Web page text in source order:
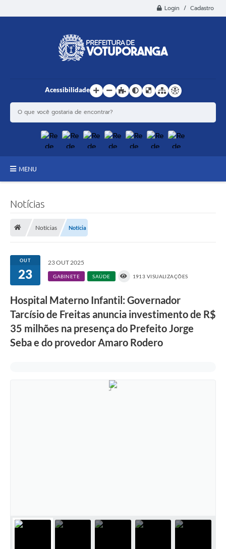
Login / Cadastro
Acessibilidade
MENU
A História
Notícias
Diário Oficial
Prestação de Contas
Conselhos Municipais
Editais
Notícias
Notícias Notícia
OUT
23
23 OUT 2025
GABINETE SAÚDE 1913 VISUALIZAÇÕES
Hospital Materno Infantil: Governador
Tarcísio de Freitas anuncia investimento de R$
35 milhões na presença do Prefeito Jorge
Seba e do provedor Amaro Rodero